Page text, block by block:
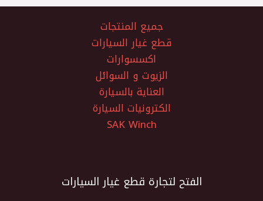
جميع المنتجات
قطع غيار السيارات
اكسسوارات
الزيوت و السوائل
العناية بالسيارة
الكترونيات السيارة
SAK Winch
الفتح لتجارة قطع غيار السيارات